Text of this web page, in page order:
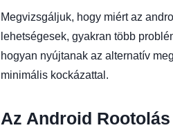
Megvizsgáljuk, hogy miért az
lehetségesek, gyakran több
hogyan nyújtanak az alternatív
minimális kockázattal.
Az Android